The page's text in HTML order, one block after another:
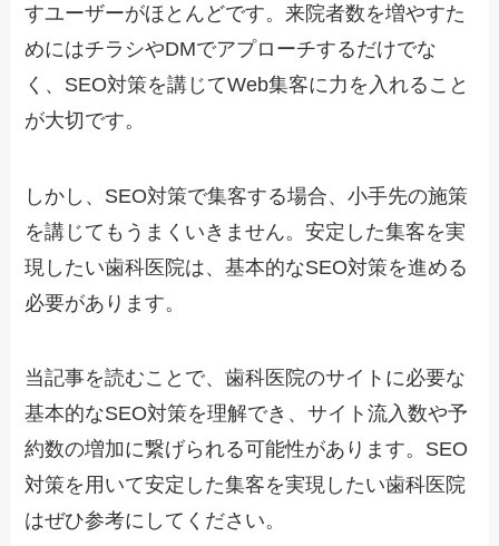
すユーザーがほとんどです。来院者数を増やすた
めにはチラシやDMでアプローチするだけでな
く、SEO対策を講じてWeb集客に力を入れること
が大切です。
しかし、SEO対策で集客する場合、小手先の施策
を講じてもうまくいきません。安定した集客を実
現したい歯科医院は、基本的なSEO対策を進める
必要があります。
当記事を読むことで、歯科医院のサイトに必要な
基本的なSEO対策を理解でき、サイト流入数や予
約数の増加に繋げられる可能性があります。SEO
対策を用いて安定した集客を実現したい歯科医院
はぜひ参考にしてください。